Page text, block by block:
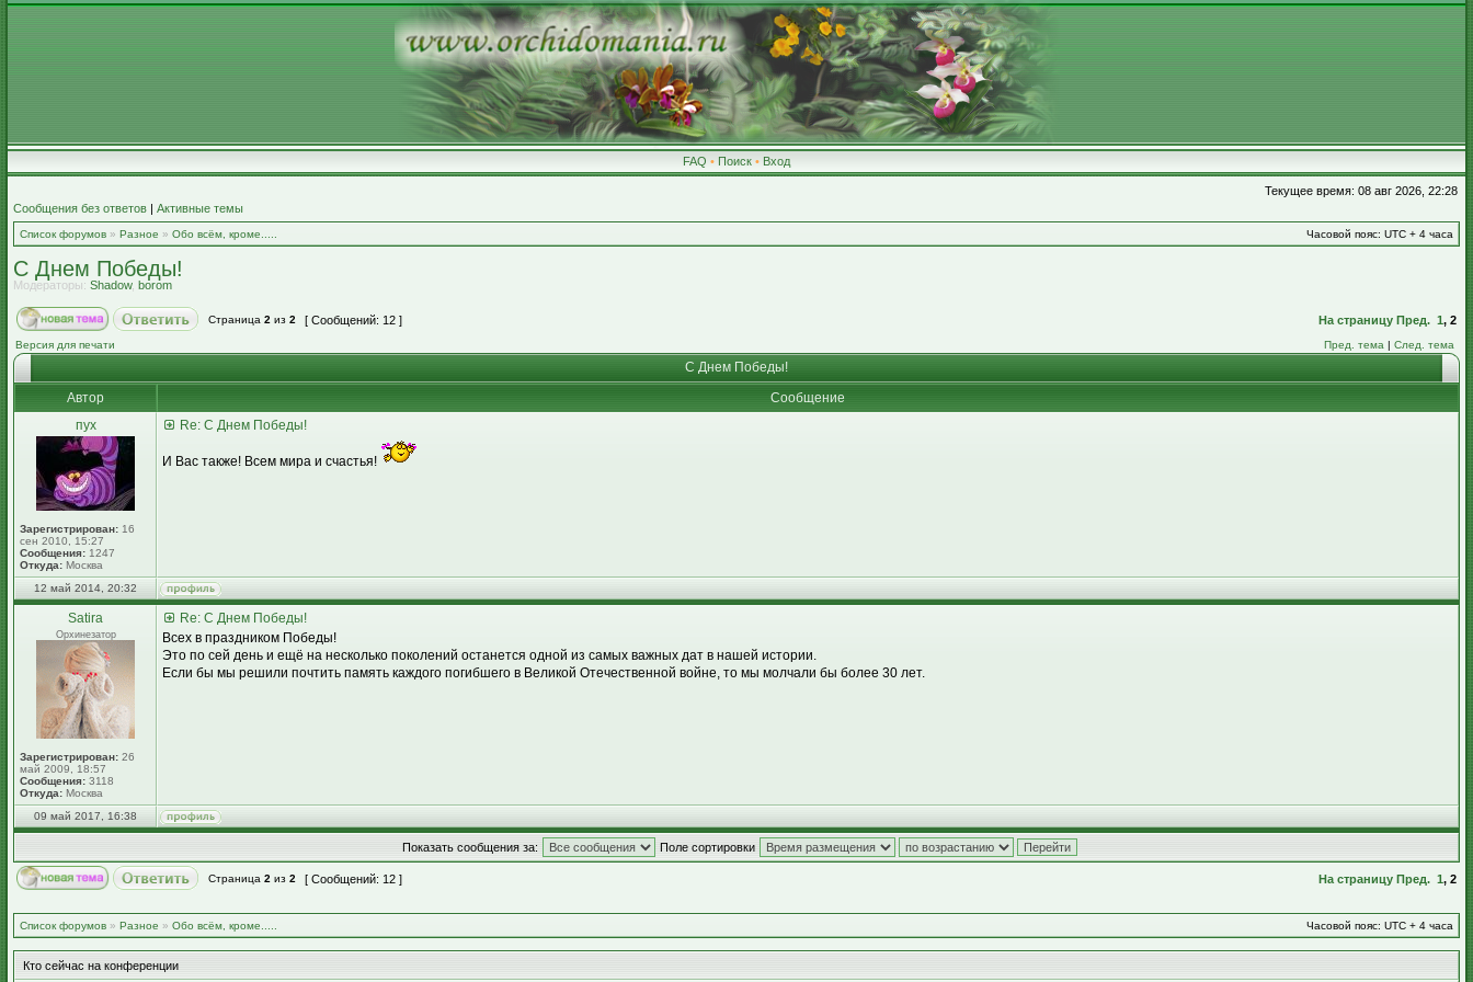
FAQ • Поиск • Вход
Текущее время: 08 авг 2026, 22:28
Сообщения без ответов | Активные темы
Список форумов » Разное » Обо всём, кроме..... Часовой пояс: UTC + 4 часа
С Днем Победы!
Модераторы: Shadow, borom
Страница 2 из 2 [ Сообщений: 12 ] На страницу Пред. 1, 2
Версия для печати Пред. тема | След. тема
С Днем Победы!
Автор
Сообщение
пух
Зарегистрирован: 16
сен 2010, 15:27
Сообщения: 1247
Откуда: Москва
Re: С Днем Победы!
И Вас также! Всем мира и счастья!
12 май 2014, 20:32
Satira
Орхинезатор
Зарегистрирован: 26
май 2009, 18:57
Сообщения: 3118
Откуда: Москва
Re: С Днем Победы!
Всех в праздником Победы!
Это по сей день и ещё на несколько поколений останется одной из самых важных дат в нашей истории.
Если бы мы решили почтить память каждого погибшего в Великой Отечественной войне, то мы молчали бы более 30 лет.
09 май 2017, 16:38
Показать сообщения за: Поле сортировки
Страница 2 из 2 [ Сообщений: 12 ] На страницу Пред. 1, 2
Список форумов » Разное » Обо всём, кроме..... Часовой пояс: UTC + 4 часа
Кто сейчас на конференции